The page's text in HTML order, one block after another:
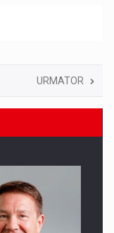
URMATOR